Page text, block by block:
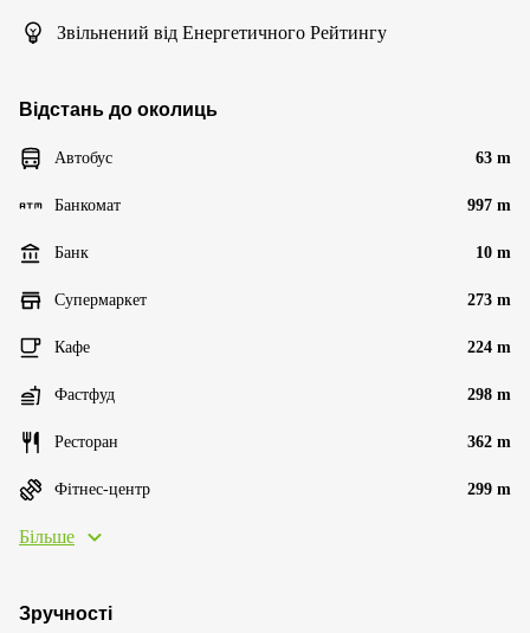
Звільнений від Енергетичного Рейтингу
Відстань до околиць
Автобус 63 m
Банкомат 997 m
Банк 10 m
Супермаркет 273 m
Кафе 224 m
Фастфуд 298 m
Ресторан 362 m
Фітнес-центр 299 m
Більше
Зручності